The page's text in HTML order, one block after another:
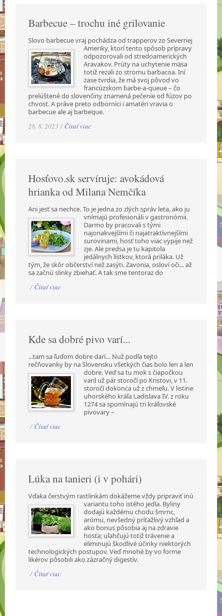
Barbecue – trochu iné grilovanie
Slovo barbecue vraj pochádza od trapperov zo Severnej
Ameriky, ktorí tento spôsob prípravy
odpozorovali od stredoamerických
Aravakov. Prúty na uchytenie mäsa
totiž rezali zo stromu barbacoa. Iní
zase tvrdia, že má svoj pôvod vo
francúzskom barbe-a-queue – čo
prelúštené do slovenčiny znamená pečenie od fúzov po
chvost. A práve preto odborníci i amatéri vravia o
barbecue ale aj barbeque.
28. 8. 2023 / Čítať viac
Hosťovo.sk servíruje: avokádová
hrianka od Milana Nemčíka
Ani jesť sa nechce. To je jedna zo zlých správ leta, ako ju
vnímajú profesionáli v gastronómii.
Darmo by pracovali s tými
najonakvejšími či najatraktívnejšími
surovinami, hosť toho viac vypije než
zje. Ale predsa je tu kapitola
jedálnych lístkov, ktorá priláka. Už
tým, že skôr občerství než zasýti. Zavonia, osloví oči... až
sa začnú slinky zbiehať. A tak sme tentoraz do
/ Čítať viac
Kde sa dobré pivo varí...
...tam sa ľuďom dobre darí… Nuž podľa tejto
rečňovanky by na Slovensku všetkých čias bolo len a len
dobre. Veď sa tu mok s čiapočkou
varil už pár storočí po Kristovi, v 11.
storočí dokonca už z chmeľu. V listine
uhorského kráľa Ladislava IV. z roku
1274 sa spomínajú tri kráľovské
pivovary –
/ Čítať viac
Lúka na tanieri (i v pohári)
Vďaka čerstvým rastlinkám dokážeme vždy pripraviť inú
variantu toho istého jedla. Byliny
dodajú každému chodu šmrnc,
arómu, nevšedný príťažlivý vzhľad a
ako bonus pôsobia aj na zdravie
hosťa; uľahčujú totiž trávenie a
eliminujú škodlivé účinky niektorých
technologických postupov. Veď mnohé by vo forme
likérov pôsobili ako zázračný digestív.
/ Čítať viac